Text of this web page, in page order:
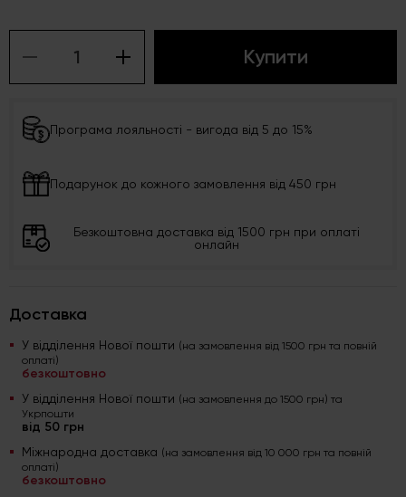
Купити
Програма лояльності - вигода від 5 до 15%
Подарунок до кожного замовлення від 450 грн
Безкоштовна доставка від 1500 грн при оплаті
онлайн
Доставка
У відділення Нової пошти (на замовлення від 1500 грн та повній
оплаті)
безкоштовно
У відділення Нової пошти (на замовлення до 1500 грн) та
Укрпошти
від 50 грн
Міжнародна доставка (на замовлення від 10 000 грн та повній
оплаті)
безкоштовно